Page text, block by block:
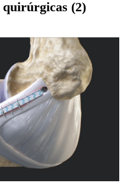
quirúrgicas (2)